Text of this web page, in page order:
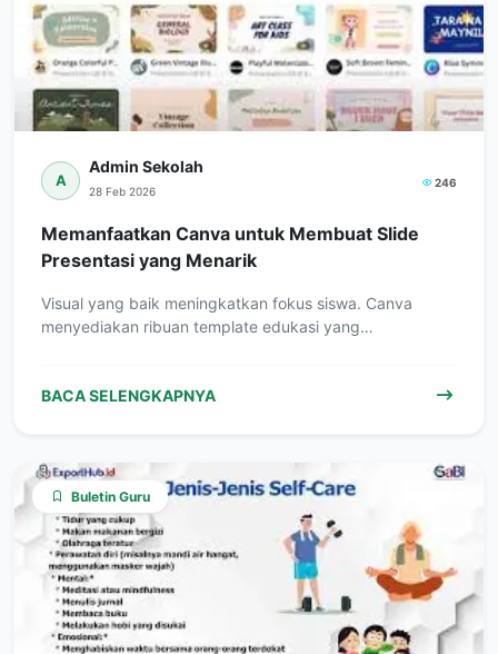
A
Admin Sekolah
28 Feb 2026
246
Memanfaatkan Canva untuk Membuat Slide
Presentasi yang Menarik
Visual yang baik meningkatkan fokus siswa. Canva
menyediakan ribuan template edukasi yang…
BACA SELENGKAPNYA
Buletin Guru